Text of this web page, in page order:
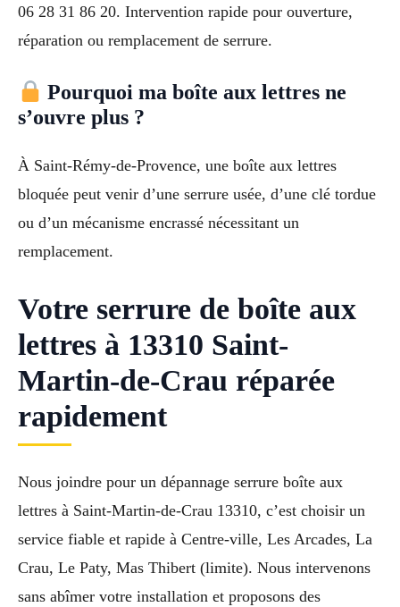
06 28 31 86 20. Intervention rapide pour ouverture,
réparation ou remplacement de serrure.
Pourquoi ma boîte aux lettres ne
s’ouvre plus ?
À Saint-Rémy-de-Provence, une boîte aux lettres
bloquée peut venir d’une serrure usée, d’une clé tordue
ou d’un mécanisme encrassé nécessitant un
remplacement.
Votre serrure de boîte aux
lettres à 13310 Saint-
Martin-de-Crau réparée
rapidement
Nous joindre pour un dépannage serrure boîte aux
lettres à Saint-Martin-de-Crau 13310, c’est choisir un
service fiable et rapide à Centre-ville, Les Arcades, La
Crau, Le Paty, Mas Thibert (limite). Nous intervenons
sans abîmer votre installation et proposons des